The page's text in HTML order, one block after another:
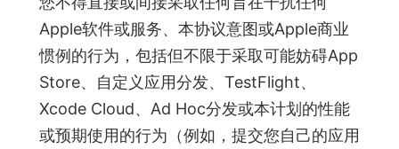
Apple软件或服务、本协议意图或Apple商业
惯例的行为，包括但不限于采取可能妨碍App
Store、自定义应用分发、TestFlight、
Xcode Cloud、Ad Hoc分发或本计划的性能
或预期使用的行为（例如，提交您自己的应用